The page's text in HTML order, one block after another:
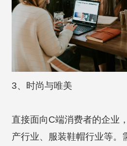
3、时尚与唯美
直接面向C端消费者的企业
产行业、服装鞋帽行业等。